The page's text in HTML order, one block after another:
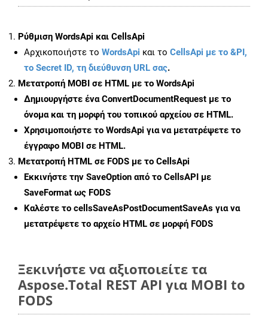
Ρύθμιση WordsApi και CellsApi
Αρχικοποιήστε το WordsApi και το CellsApi με το &PI,
το Secret ID, τη διεύθυνση URL σας.
Μετατροπή MOBI σε HTML με το WordsApi
Δημιουργήστε έναConvertDocumentRequest με το
όνομα και τη μορφή του τοπικού αρχείου σε HTML.
Χρησιμοποιήστε το WordsApi για να μετατρέψετε το
έγγραφο MOBI σε HTML.
Μετατροπή HTML σε FODS με το CellsApi
Εκκινήστε την SaveOption από το CellsAPI με
SaveFormat ως FODS
Καλέστε το cellsSaveAsPostDocumentSaveAs για να
μετατρέψετε το αρχείο HTML σε μορφή FODS
Ξεκινήστε να αξιοποιείτε τα
Aspose.Total REST API για MOBI to
FODS